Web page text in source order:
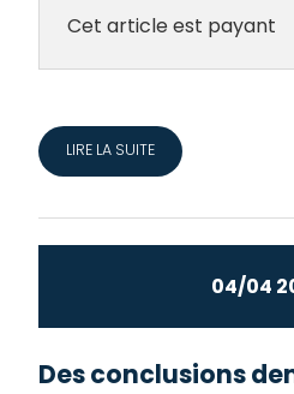
Cet article est payant
LIRE LA SUITE
04/04
Des conclusions